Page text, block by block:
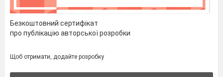
Безкоштовний сертифікат
про публікацію авторської розробки
Щоб отримати, додайте розробку